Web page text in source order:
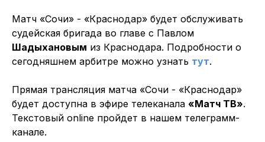
Матч «Сочи» - «Краснодар» будет обслуживать
судейская бригада во главе с Павлом
Шадыхановым из Краснодара. Подробности о
сегодняшнем арбитре можно узнать тут.
Прямая трансляция матча «Сочи - «Краснодар»
будет доступна в эфире телеканала «Матч ТВ».
Текстовый online пройдет в нашем телеграмм-
канале.